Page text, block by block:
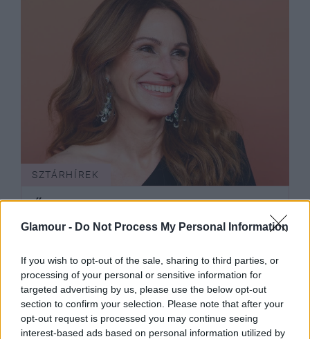
Glamour - Do Not Process My Personal Information
If you wish to opt-out of the sale, sharing to third parties, or
processing of your personal or sensitive information for
targeted advertising by us, please use the below opt-out
section to confirm your selection. Please note that after your
opt-out request is processed you may continue seeing
interest-based ads based on personal information utilized by
SZTÁRHÍREK
Ők Julia Roberts ritkán látott
gyerekei, mindhárman
színésznőre